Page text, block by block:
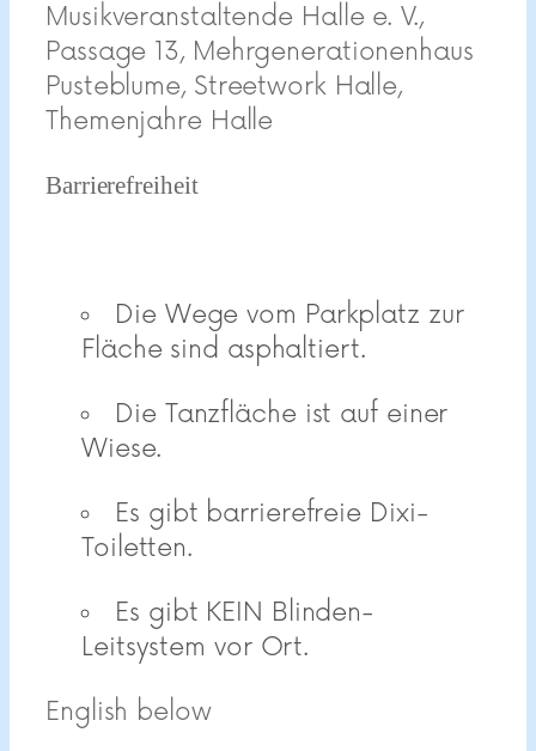
Musikveranstaltende Halle e. V.,
Passage 13, Mehrgenerationenhaus
Pusteblume, Streetwork Halle,
Themenjahre Halle
Barrierefreiheit
Die Wege vom Parkplatz zur
Fläche sind asphaltiert.
Die Tanzfläche ist auf einer
Wiese.
Es gibt barrierefreie Dixi-
Toiletten.
Es gibt KEIN Blinden-
Leitsystem vor Ort.
English below